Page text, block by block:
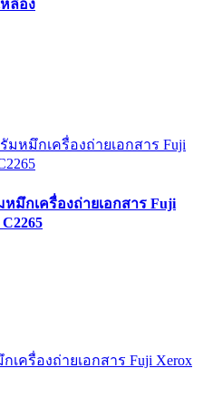
ลือง
มึกเครื่องถ่ายเอกสาร Fuji